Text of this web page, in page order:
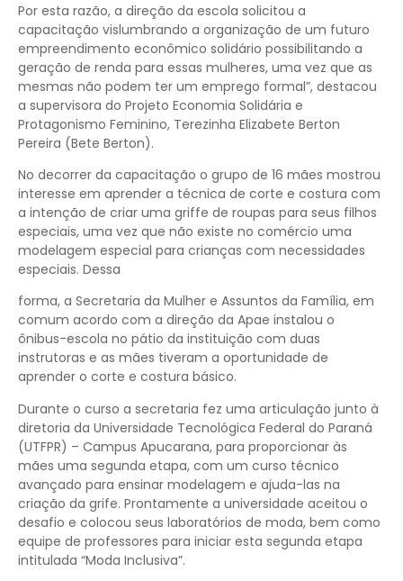
Por esta razão, a direção da escola solicitou a
capacitação vislumbrando a organização de um futuro
empreendimento econômico solidário possibilitando a
geração de renda para essas mulheres, uma vez que as
mesmas não podem ter um emprego formal”, destacou
a supervisora do Projeto Economia Solidária e
Protagonismo Feminino, Terezinha Elizabete Berton
Pereira (Bete Berton).
No decorrer da capacitação o grupo de 16 mães mostrou
interesse em aprender a técnica de corte e costura com
a intenção de criar uma griffe de roupas para seus filhos
especiais, uma vez que não existe no comércio uma
modelagem especial para crianças com necessidades
especiais. Dessa
forma, a Secretaria da Mulher e Assuntos da Família, em
comum acordo com a direção da Apae instalou o
ônibus-escola no pátio da instituição com duas
instrutoras e as mães tiveram a oportunidade de
aprender o corte e costura básico.
Durante o curso a secretaria fez uma articulação junto à
diretoria da Universidade Tecnológica Federal do Paraná
(UTFPR) – Campus Apucarana, para proporcionar às
mães uma segunda etapa, com um curso técnico
avançado para ensinar modelagem e ajuda-las na
criação da grife. Prontamente a universidade aceitou o
desafio e colocou seus laboratórios de moda, bem como
equipe de professores para iniciar esta segunda etapa
intitulada “Moda Inclusiva”.